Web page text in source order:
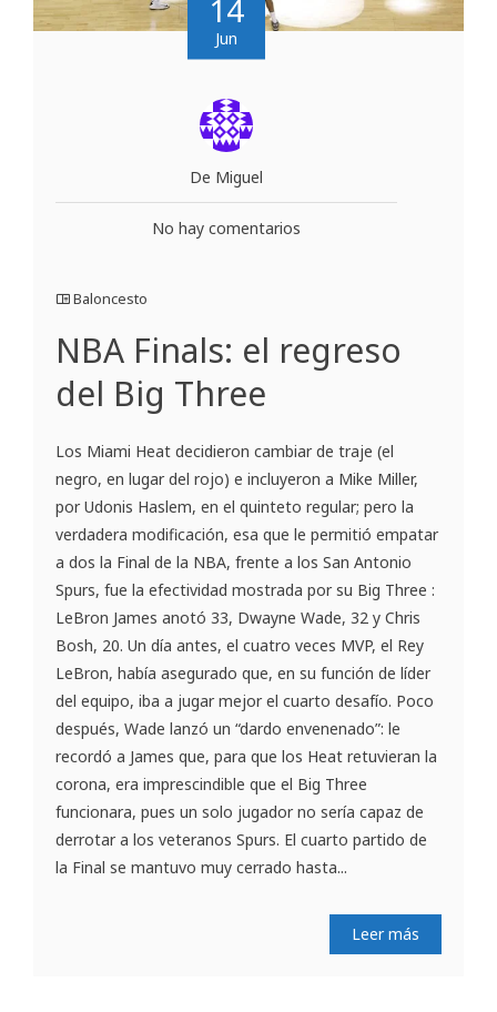
14
Jun
De Miguel
No hay comentarios
Baloncesto
NBA Finals: el regreso
del Big Three
Los Miami Heat decidieron cambiar de traje (el
negro, en lugar del rojo) e incluyeron a Mike Miller,
por Udonis Haslem, en el quinteto regular; pero la
verdadera modificación, esa que le permitió empatar
a dos la Final de la NBA, frente a los San Antonio
Spurs, fue la efectividad mostrada por su Big Three :
LeBron James anotó 33, Dwayne Wade, 32 y Chris
Bosh, 20. Un día antes, el cuatro veces MVP, el Rey
LeBron, había asegurado que, en su función de líder
del equipo, iba a jugar mejor el cuarto desafío. Poco
después, Wade lanzó un “dardo envenenado”: le
recordó a James que, para que los Heat retuvieran la
corona, era imprescindible que el Big Three
funcionara, pues un solo jugador no sería capaz de
derrotar a los veteranos Spurs. El cuarto partido de
la Final se mantuvo muy cerrado hasta...
Leer más